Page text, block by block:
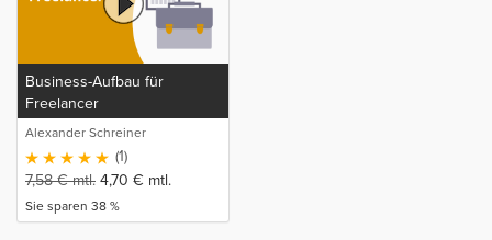
Business-Aufbau für
Freelancer
Alexander Schreiner
(1)
7,58€mtl. 4,70 € mtl.
Sie sparen 38 %